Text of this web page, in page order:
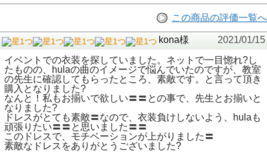
この商品の評価一覧へ
kona様
2021/01/15
イベントでの衣装を探していました。ネットで一目惚れ?し
たものの、hulaの曲のイメージで悩んでいたのですが、教室
の先生に確認してもらったところ、素敵です。と言って頂き
購入となりました?
なんと！私もお揃いで欲しい〓〓との事で、先生とお揃いと
なりました?
ドレスがとても素敵〓なので、衣装負けしないよう、hulaも
頑張りたい〓〓と思いました〓〓
このドレスで、モチベーションが上がりました〓
素敵なドレスをありがとうございました?